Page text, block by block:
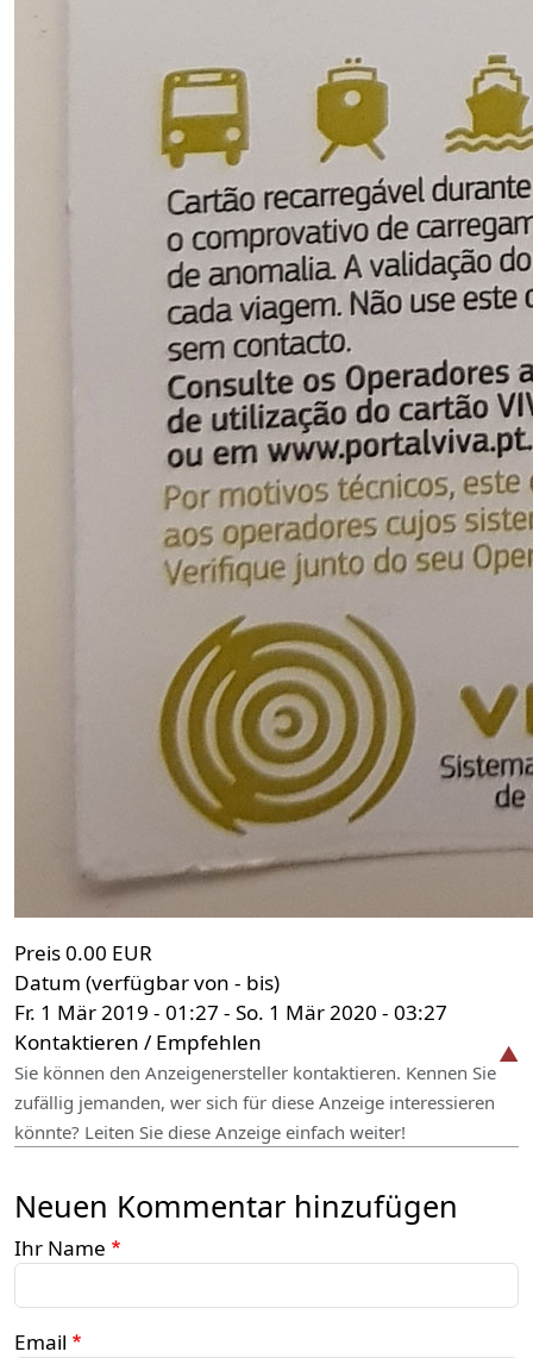
Preis0.00 EUR
Datum (verfügbar von - bis)
Fr. 1 Mär 2019 - 01:27 - So. 1 Mär 2020 - 03:27
Kontaktieren / Empfehlen
Sie können den Anzeigenersteller kontaktieren. Kennen Sie
zufällig jemanden, wer sich für diese Anzeige interessieren
könnte? Leiten Sie diese Anzeige einfach weiter!
Neuen Kommentar hinzufügen
Ihr Name
Email